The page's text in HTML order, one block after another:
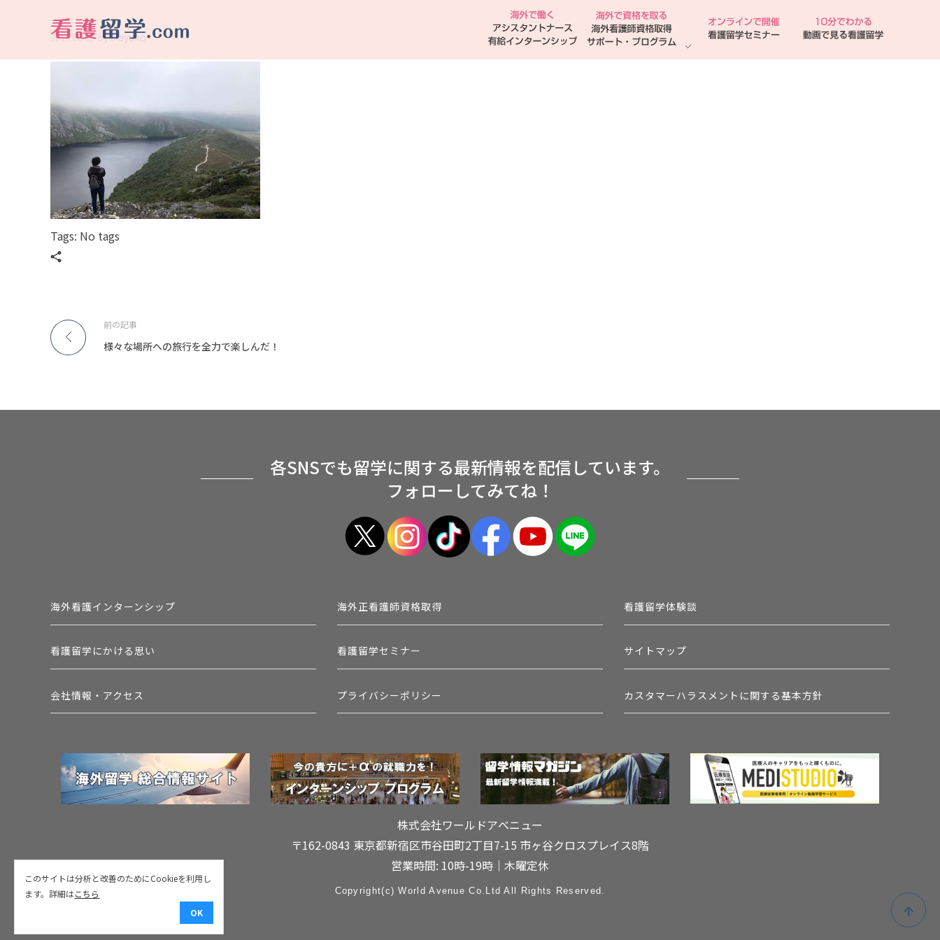
このサイトは分析と改善のためにCookieを利用し
ます。詳細はこちら
OK
看護留学.com
World Avenueは海外就職、 永住を目指す看護留学をサポートします !
2019.08.12 byMayuko
Tags: No tags
前の記事
様々な場所への旅行を全力で楽しんだ！
各SNSでも留学に関する最新情報を配信しています。
フォローしてみてね！
海外看護インターンシップ
看護留学にかける思い
会社情報・アクセス
海外正看護師資格取得
看護留学セミナー
プライバシーポリシー
看護留学体験談
サイトマップ
カスタマーハラスメントに関する基本方針
株式会社ワールドアベニュー
〒162-0843 東京都新宿区市谷田町2丁目7-15 市ヶ谷クロスプレイス8階
営業時間: 10時-19時｜木曜定休
Copyright(c) World Avenue Co.Ltd All Rights Reserved.